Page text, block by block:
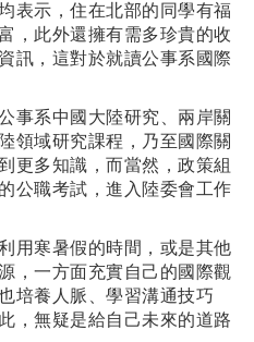
表示，住在北部的同學有福
，此外還擁有需多珍貴的收
訊，這對於就讀公事系國際
事系中國大陸研究、兩岸關
領域研究課程，乃至國際關
更多知識，而當然，政策組
公職考試，進入陸委會工作
用寒暑假的時間，或是其他
，一方面充實自己的國際觀
培養人脈、學習溝通技巧
，無疑是給自己未來的道路